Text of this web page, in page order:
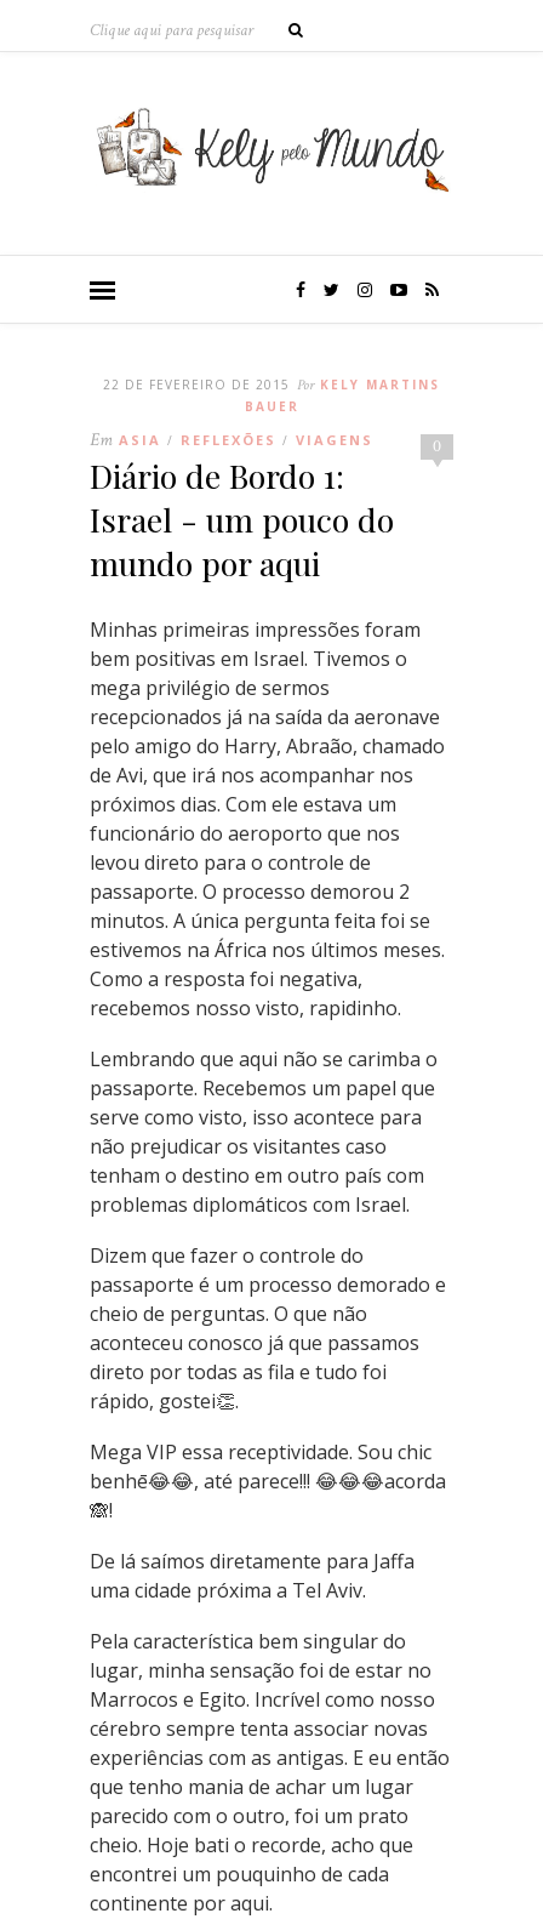
22 DE FEVEREIRO DE 2015 Por KELY MARTINS
BAUER
0
Em ASIA / REFLEXÕES / VIAGENS
Diário de Bordo 1:
Israel - um pouco do
mundo por aqui
Minhas primeiras impressões foram
bem positivas em Israel. Tivemos o
mega privilégio de sermos
recepcionados já na saída da aeronave
pelo amigo do Harry, Abraão, chamado
de Avi, que irá nos acompanhar nos
próximos dias. Com ele estava um
funcionário do aeroporto que nos
levou direto para o controle de
passaporte. O processo demorou 2
minutos. A única pergunta feita foi se
estivemos na África nos últimos meses.
Como a resposta foi negativa,
recebemos nosso visto, rapidinho.
Lembrando que aqui não se carimba o
passaporte. Recebemos um papel que
serve como visto, isso acontece para
não prejudicar os visitantes caso
tenham o destino em outro país com
problemas diplomáticos com Israel.
Dizem que fazer o controle do
passaporte é um processo demorado e
cheio de perguntas. O que não
aconteceu conosco já que passamos
direto por todas as fila e tudo foi
rápido, gostei👏.
Mega VIP essa receptividade. Sou chic
benhē😂😂, até parece!!! 😂😂😂acorda
🙈!
De lá saímos diretamente para Jaffa
uma cidade próxima a Tel Aviv.
Pela característica bem singular do
lugar, minha sensação foi de estar no
Marrocos e Egito. Incrível como nosso
cérebro sempre tenta associar novas
experiências com as antigas. E eu então
que tenho mania de achar um lugar
parecido com o outro, foi um prato
cheio. Hoje bati o recorde, acho que
encontrei um pouquinho de cada
continente por aqui.